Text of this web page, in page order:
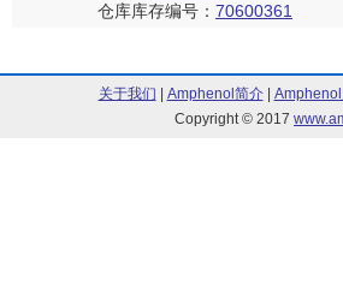
仓库库存编号： 70600361
关于我们 Amphenol简介|
Copyright © 2017